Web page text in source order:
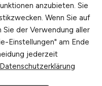
anzubieten. Sie
Wenn Sie auf
Sie der Verwendung aller
Einstellungen" am Ende
jederzeit
Datenschutzerklärung